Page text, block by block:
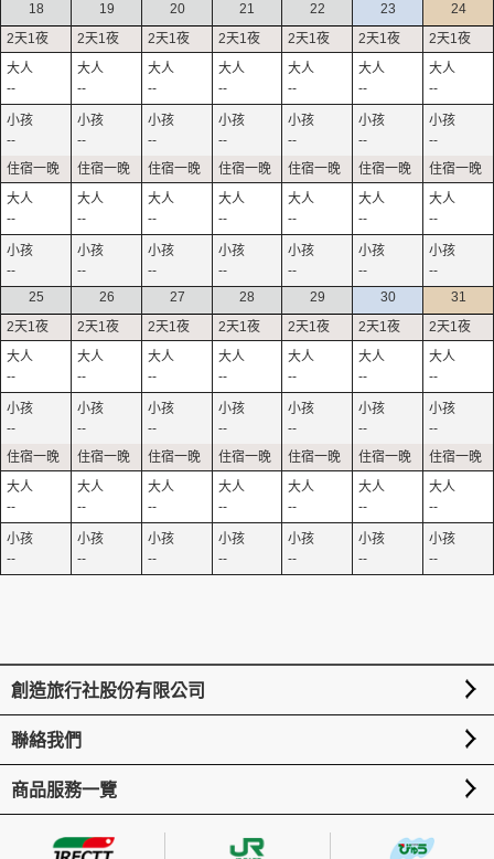
18
--
--
--
--
19
--
--
--
--
20
--
--
--
--
21
--
--
--
--
22
--
--
--
--
23
--
--
--
--
24
--
--
--
--
25
--
--
--
--
26
--
--
--
--
27
--
--
--
--
28
--
--
--
--
29
--
--
--
--
30
--
--
--
--
31
--
--
--
--
創造旅行社股份有限公司
聯絡我們
商品服務一覽